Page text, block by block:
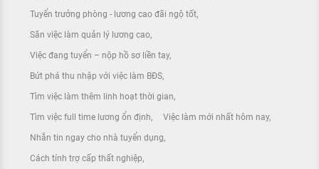
Tuyển trưởng phòng - lương cao đãi ngộ tốt
Săn việc làm quản lý lương cao
Việc đang tuyển – nộp hồ sơ liền tay
Bứt phá thu nhập với việc làm BĐS
Tìm việc làm thêm linh hoạt thời gian
Tìm việc full time lương ổn định Việc làm mới nhất hôm nay
Nhắn tin ngay cho nhà tuyển dụng
Cách tính trợ cấp thất nghiệp